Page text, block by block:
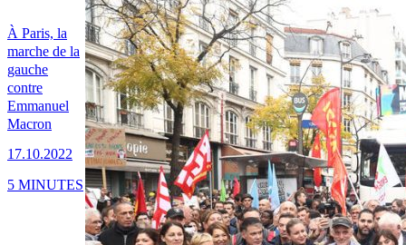
À Paris, la
marche de la
gauche
contre
Emmanuel
Macron
17.10.2022
5 MINUTES